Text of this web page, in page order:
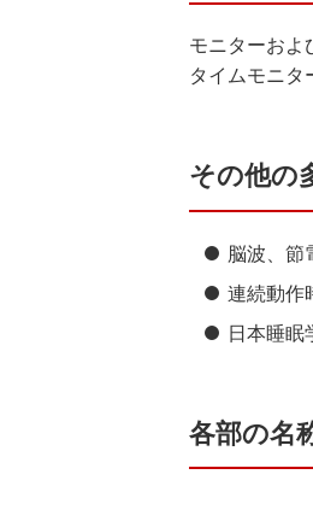
モニターおよ
タイムモニタ
その他の
脳波、節
連続動作
日本睡眠
各部の名